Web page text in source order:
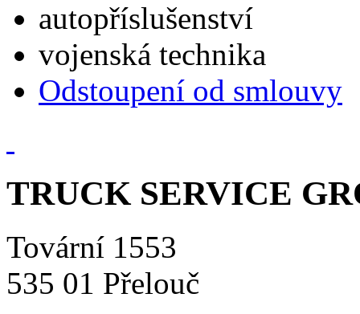
autopříslušenství
vojenská technika
Odstoupení od smlouvy
TRUCK SERVICE
Tovární 1553
535 01 Přelouč